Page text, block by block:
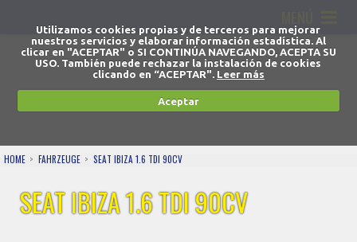
Utilizamos cookies propias y de terceros para mejorar
nuestros servicios y elaborar información estadística. Al
clicar en "ACEPTAR" o SI CONTINÚA NAVEGANDO, ACEPTA SU
USO. También puede rechazar la instalación de cookies
clicando en “ACEPTAR". Leer más
Aceptar
HOME FAHRZEUGE SEAT IBIZA 1.6 TDI 90CV
SEAT IBIZA 1.6 TDI 90CV